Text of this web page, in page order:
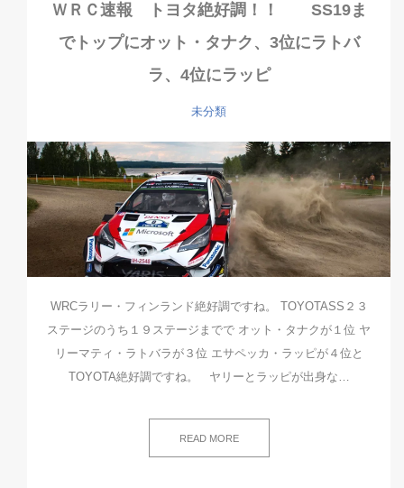
ＷＲＣ速報 トヨタ絶好調！！ SS19ま
でトップにオット・タナク、3位にラトバ
ラ、4位にラッピ
未分類
WRCラリー・フィンランド絶好調ですね。 TOYOTASS２３
ステージのうち１９ステージまでで オット・タナクが１位 ヤ
リーマティ・ラトバラが３位 エサペッカ・ラッピが４位と
TOYOTA絶好調ですね。 ヤリーとラッピが出身な…
READ MORE